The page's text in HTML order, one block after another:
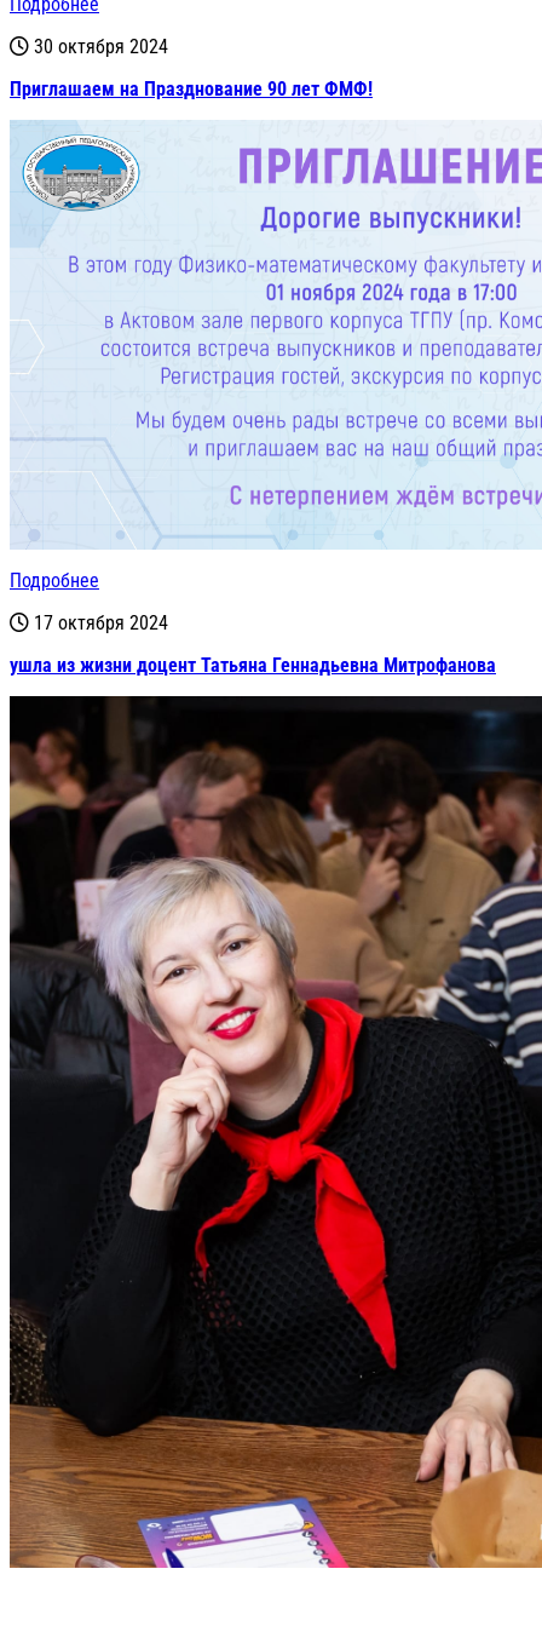
30 октября 2024
Приглашаем на Празднование 90 лет ФМФ!
Подробнее
17 октября 2024
ушла из жизни доцент Татьяна Геннадьевна Митрофанова